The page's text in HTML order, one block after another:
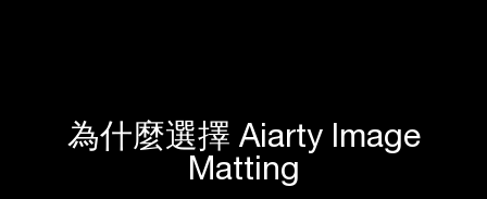
為什麼選擇 Aiarty Image
Matting